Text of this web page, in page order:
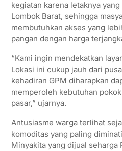
kegiatan karena letaknya
Lombok Barat, sehingga
membutuhkan akses yang
pangan dengan harga
“Kami ingin mendekatkan
Lokasi ini cukup jauh dari
kehadiran GPM diharapkan
memperoleh kebutuhan
pasar,” ujarnya.
Antusiasme warga terlihat
komoditas yang paling
Minyakita yang dijual seharga